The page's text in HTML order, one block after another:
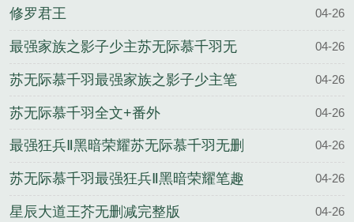
修罗君王 04-26
最强家族之影子少主苏无际慕千羽无
删减完整版
04-26
苏无际慕千羽最强家族之影子少主笔
趣阁
04-26
苏无际慕千羽全文+番外 04-26
最强狂兵Ⅱ黑暗荣耀苏无际慕千羽无删
减完整版
04-26
苏无际慕千羽最强狂兵Ⅱ黑暗荣耀笔趣
阁
04-26
星辰大道王芥无删减完整版 04-26